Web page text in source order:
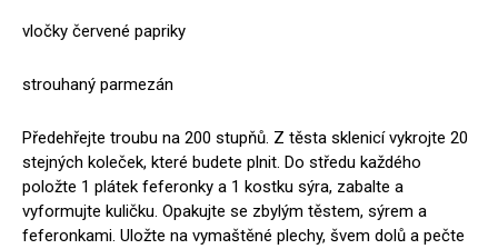
vločky červené papriky
strouhaný parmezán
Předehřejte troubu na 200 stupňů. Z těsta sklenicí vykrojte 20
stejných koleček, které budete plnit. Do středu každého
položte 1 plátek feferonky a 1 kostku sýra, zabalte a
vyformujte kuličku. Opakujte se zbylým těstem, sýrem a
feferonkami. Uložte na vymaštěné plechy, švem dolů a pečte